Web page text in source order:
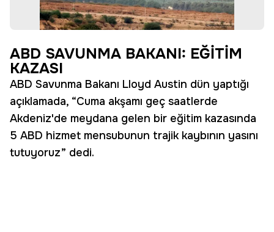
ABD SAVUNMA BAKANI: EĞİTİM
KAZASI
ABD Savunma Bakanı Lloyd Austin dün yaptığı
açıklamada, “Cuma akşamı geç saatlerde
Akdeniz'de meydana gelen bir eğitim kazasında
5 ABD hizmet mensubunun trajik kaybının yasını
tutuyoruz” dedi.